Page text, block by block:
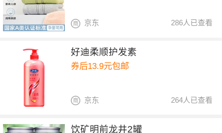
286人已查看
京东
好迪柔顺护发素
券后13.9元包邮
264人已查看
京东
饮矿明前龙井2罐